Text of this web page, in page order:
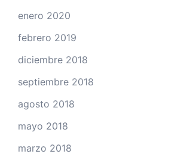
enero 2020
febrero 2019
diciembre 2018
septiembre 2018
agosto 2018
mayo 2018
marzo 2018